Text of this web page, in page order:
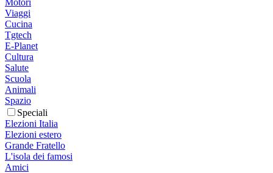
Viaggi
Cucina
Tgtech
E-Planet
Cultura
Salute
Scuola
Animali
Spazio
Speciali
Elezioni Italia
Elezioni estero
Grande Fratello
L'isola dei famosi
Amici